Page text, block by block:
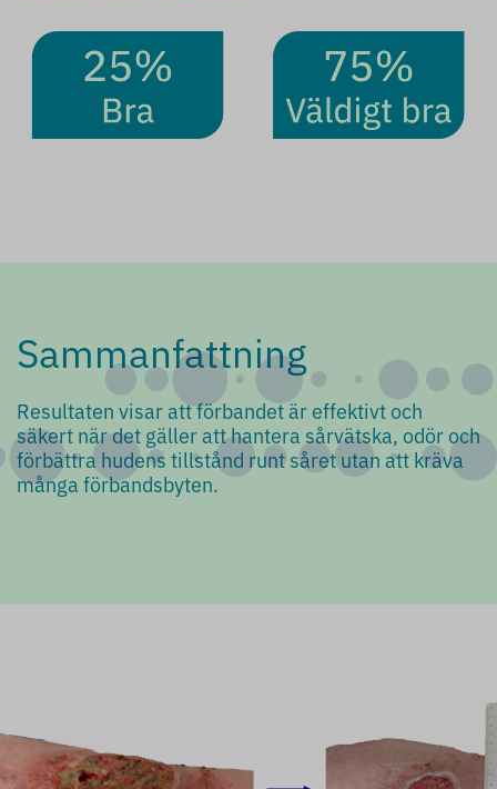
Sammanfattning
Resultaten visar att förbandet är effektivt och
säkert när det gäller att hantera sårvätska, odör och
förbättra hudens tillstånd runt såret utan att kräva
många förbandsbyten.